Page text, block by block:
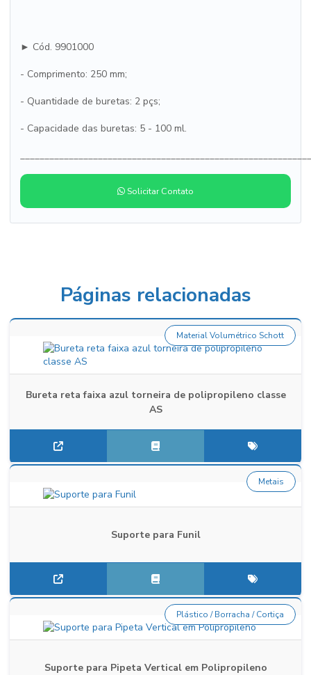
► Cód. 9901000
- Comprimento: 250 mm;
- Quantidade de buretas: 2 pçs;
- Capacidade das buretas: 5 - 100 ml.
Solicitar Contato
Páginas relacionadas
Bureta reta faixa azul torneira de polipropileno classe
AS
Material Volumétrico Schott
Suporte para Funil
Metais
Suporte para Pipeta Vertical em Polipropileno
Plástico / Borracha / Cortiça